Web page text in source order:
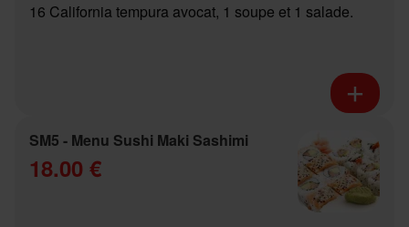
16 California tempura avocat, 1 soupe et 1 salade.
SM5 - Menu Sushi Maki Sashimi
18.00 €